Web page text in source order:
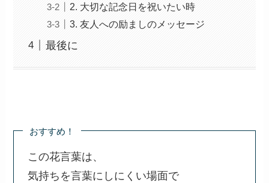
2. 大切な記念日を祝いたい時
3. 友人への励ましのメッセージ
最後に
おすすめ！
この花言葉は、
気持ちを言葉にしにくい場面で